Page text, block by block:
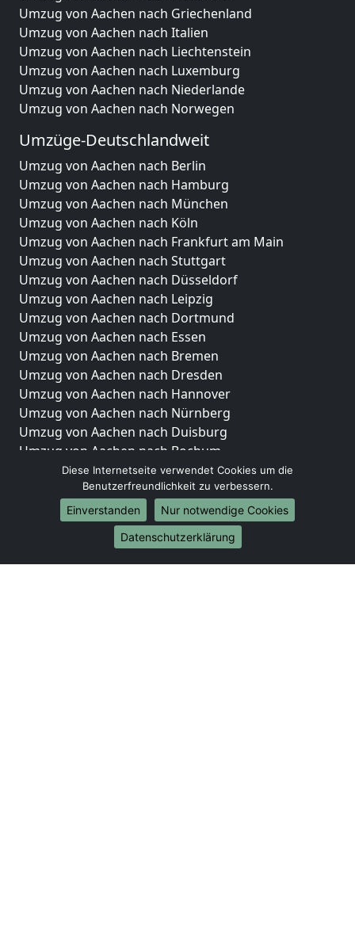
Umzug von Aachen nach Griechenland
Umzug von Aachen nach Italien
Umzug von Aachen nach Liechtenstein
Umzug von Aachen nach Luxemburg
Umzug von Aachen nach Niederlande
Umzug von Aachen nach Norwegen
Umzüge-Deutschlandweit
Umzug von Aachen nach Berlin
Umzug von Aachen nach Hamburg
Umzug von Aachen nach München
Umzug von Aachen nach Köln
Umzug von Aachen nach Frankfurt am Main
Umzug von Aachen nach Stuttgart
Umzug von Aachen nach Düsseldorf
Umzug von Aachen nach Leipzig
Umzug von Aachen nach Dortmund
Umzug von Aachen nach Essen
Umzug von Aachen nach Bremen
Umzug von Aachen nach Dresden
Umzug von Aachen nach Hannover
Umzug von Aachen nach Nürnberg
Umzug von Aachen nach Duisburg
Umzug von Aachen nach Bochum
Umzug von Aachen nach Wuppertal
Umzug von Aachen nach Bielefeld
Umzug von Aachen nach Bonn
Umzug von Aachen nach Münster
Diese Internetseite verwendet Cookies um die
Benutzerfreundlichkeit zu verbessern.
Einverstanden
Nur notwendige Cookies
Datenschutzerklärung